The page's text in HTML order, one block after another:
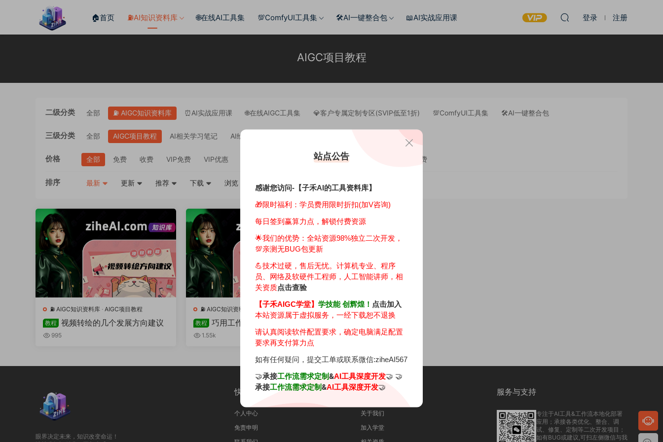
🏠首页 ⛽️AI知识资料库 🌐在线AI工具集 💯ComfyUI工具集 🛠️AI一键整合包 📖AI实战应用课 登录 注册
AIGC项目教程
二级分类 全部 ⛽️ AIGC知识资料库 ⏰AI实战应用课 🌐在线AIGC工具集 💎客户专属定制专区(SVIP低至1折) 💯ComfyUI工具集 🛠️AI一键整合包
三级分类 全部 AIGC项目教程 AI相关学习笔记 AI绘画资料教程
价格 全部 免费 收费 VIP免费 VIP优惠 年费会员(VIP)免费 终身会员(SVIP)免费
排序 最新 更新 推荐 下载 浏览 评论 随机
⛽️ AIGC知识资料库 · AIGC项目教程
教程
视频转绘的几个发展方向建议
995
⛽️ AIGC知识资料库
AIGC项目教程
教程
巧用工作流轻松打造爆款壁纸
号 1.55k
眼界决定未来，知识改变命运！
快速导航
个人中心
免责申明
关于本站
关于我们
加入学堂
服务与支持
专注于AI工具&工作流本地化部署
应用；承接各类优化、整合、调
试、修复、定制等二次开发项目；
如有BUG或建议,可扫左侧微信与我
站点公告
感谢您访问-【子禾AI的工具资料库】
🎁限时福利：学员费用限时折扣(加V咨询)
每日签到赢算力点，解锁付费资源
🌟我们的优势： 全站资源98%独立二次开发，
💯亲测无BUG包更新
💪技术过硬，售后无忧。计算机专业、程序
员、网络及软硬件工程师，人工智能讲师，相
关资质点击查验
【子禾AIGC学堂】 学技能 创辉煌！ 点击加入
本站资源属于虚拟服务，一经下载恕不退换
请认真阅读软件配置要求，确定电脑满足配置
要求再支付算力点
如有任何疑问，提交工单或联系微信:ziheAI567
🤝承接工作流需求定制&AI工具深度开发🤝 🤝
承接工作流需求定制&AI工具深度开发🤝